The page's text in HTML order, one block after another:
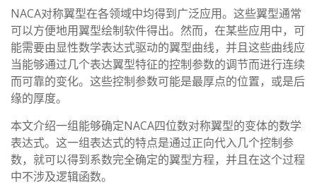
NACA对称翼型在各领域中均得到广泛应用。这些翼型通常
可以方便地用翼型绘制软件得出。然而，在某些应用中，可
能需要由显性数学表达式驱动的翼型曲线，并且这些曲线应
当能够通过几个表达翼型特征的控制参数的调节而进行连续
而可靠的变化。这些控制参数可能是最厚点的位置，或是后
缘的厚度。
本文介绍一组能够确定NACA四位数对称翼型的变体的数学
表达式。这一组表达式的特点是通过正向代入几个控制参
数，就可以得到系数完全确定的翼型方程，并且在这个过程
中不涉及逻辑函数。